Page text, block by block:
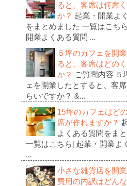
ると、客席は何席
か？ 起業・開業よ
をまとめました 一覧はこち
開業よくある質問 ...
５坪のカフェを開
ると、客席はどの
か？ ご質問内容 ５
ェを開業したとすると、客席
らいですか？ &...
15坪のカフェはど
席が作れますか？
よくある質問をま
一覧はこちら[ 起業・開業よ
...
小さな雑貨店を開業
費用の内訳はどん